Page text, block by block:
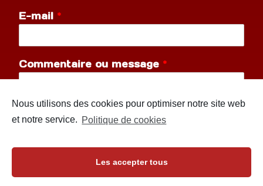
E-mail *
Commentaire ou message *
Nous utilisons des cookies pour optimiser notre site web
et notre service. Politique de cookies
Les accepter tous